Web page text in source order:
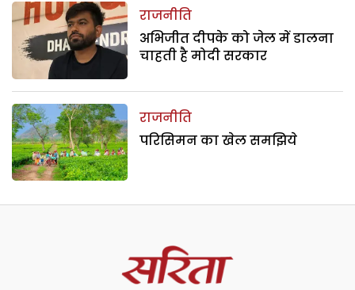
राजनीति
अभिजीत दीपके को जेल में डालना
चाहती है मोदी सरकार
राजनीति
परिसिमन का खेल समझिये